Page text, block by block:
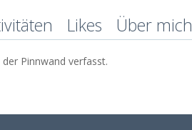
Likes Über mich
Pinnwand verfasst.